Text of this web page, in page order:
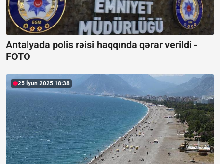
Antalyada polis rəisi haqqında qərar verildi -
FOTO
25 İyun 2025 18:38